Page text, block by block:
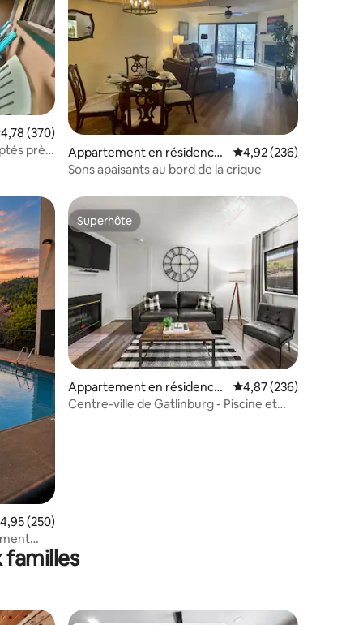
: 4,96 sur 5
moyenne sur la base de 370 commentaires : 4,78 sur 5
4,78 (370)
près
Appartement en résidence
⋅ Gatlinburg
Évaluation moyenne
4,92 (236)
Sons apaisants au bord de la crique
: 4,83 sur 5
moyenne sur la base de 250 commentaires : 4,95 sur 5
4,95 (250)
Superhôte
Superhôte
Appartement en résidence
⋅ Gatlinburg
Évaluation moyenne
4,87 (236)
Centre-ville de Gatlinburg - Piscine et
familles